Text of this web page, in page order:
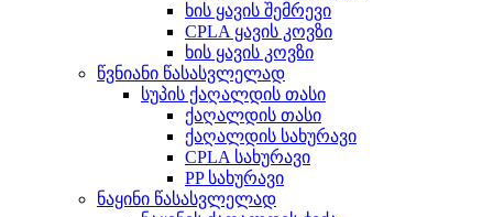
ხის ყავის შემრევი
CPLA ყავის კოვზი
ხის ყავის კოვზი
წვნიანი წასასვლელად
სუპის ქაღალდის თასი
ქაღალდის თასი
ქაღალდის სახურავი
CPLA სახურავი
PP სახურავი
ნაყინი წასასვლელად